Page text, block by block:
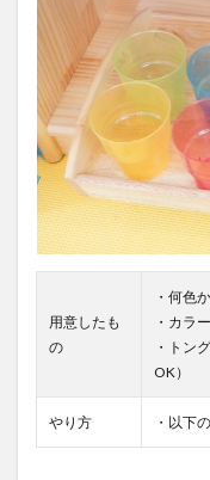
用意したも
の
・何色
・カラ
・トン
OK）
やり方 ・以下